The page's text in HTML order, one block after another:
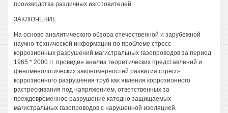
производства различных изготовителей.
ЗАКЛЮЧЕНИЕ
На основе аналитического обзора отечественной и зарубежной
научно-технической информации по проблеме стресс-
коррозионных разрушений магистральных газопроводов за период
1965 * 2000 гг. проведен анализ теоретических представлений и
феноменологических закономерностей развития стресс-
коррозионного разрушения труб как явления коррозионного
растрескивания под напряжением, ответственных за
преждевременное разрушение катодно защищаемых
магистральных газопроводов с нарушенной изоляцией.